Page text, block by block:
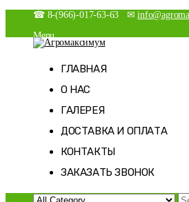
content
☎ 8-(966)-017-63-63 ✉
Menu
Магазин
Оформление заказа
Список желаний
Агромаксимум
Агрономия на максималках
ГЛАВНАЯ
О НАС
ГАЛЕРЕЯ
ДОСТАВКА И ОПЛАТА
КОНТАКТЫ
ЗАКАЗАТЬ ЗВОНОК